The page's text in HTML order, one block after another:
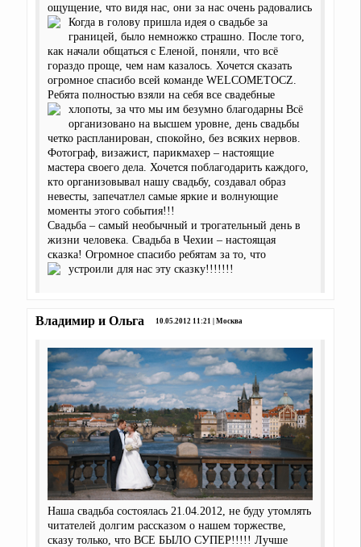
ощущение, что видя нас, они за нас очень радовались
Когда в голову пришла идея о свадьбе за
границей, было немножко страшно. После того,
как начали общаться с Еленой, поняли, что всё
гораздо проще, чем нам казалось. Хочется сказать
огромное спасибо всей команде WELCOMETOCZ.
Ребята полностью взяли на себя все свадебные
хлопоты, за что мы им безумно благодарныВсё
организовано на высшем уровне, день свадьбы
четко распланирован, спокойно, без всяких нервов.
Фотограф, визажист, парикмахер – настоящие
мастера своего дела. Хочется поблагодарить каждого,
кто организовывал нашу свадьбу, создавал образ
невесты, запечатлел самые яркие и волнующие
моменты этого события!!!
Свадьба – самый необычный и трогательный день в
жизни человека. Свадьба в Чехии – настоящая
сказка! Огромное спасибо ребятам за то, что
устроили для нас эту сказку!!!!!!!
Владимир и Ольга 10.05.2012 11:21 | Москва
Наша свадьба состоялась 21.04.2012, не буду утомлять
читателей долгим рассказом о нашем торжестве,
сказу только, что ВСЕ БЫЛО СУПЕР!!!!! Лучше